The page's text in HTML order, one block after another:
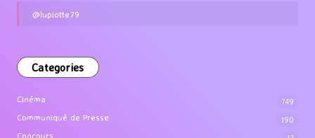
@lupiotte79
Categories
Cinéma 749
Communiqué de Presse 190
Concours